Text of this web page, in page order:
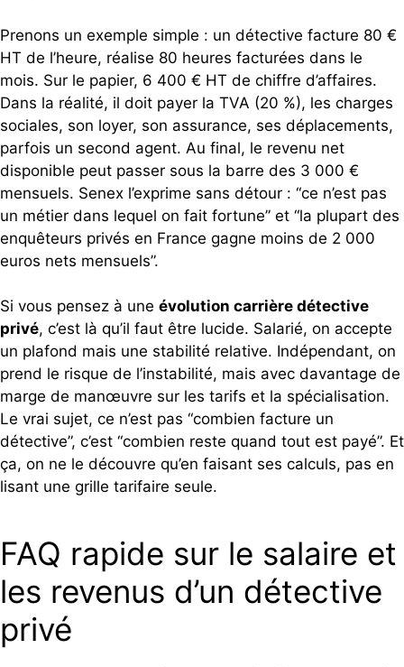
Prenons un exemple simple : un détective facture 80 €
HT de l’heure, réalise 80 heures facturées dans le
mois. Sur le papier, 6 400 € HT de chiffre d’affaires.
Dans la réalité, il doit payer la TVA (20 %), les charges
sociales, son loyer, son assurance, ses déplacements,
parfois un second agent. Au final, le revenu net
disponible peut passer sous la barre des 3 000 €
mensuels. Senex l’exprime sans détour : “ce n’est pas
un métier dans lequel on fait fortune” et “la plupart des
enquêteurs privés en France gagne moins de 2 000
euros nets mensuels”.
Si vous pensez à une évolution carrière détective
privé, c’est là qu’il faut être lucide. Salarié, on accepte
un plafond mais une stabilité relative. Indépendant, on
prend le risque de l’instabilité, mais avec davantage de
marge de manœuvre sur les tarifs et la spécialisation.
Le vrai sujet, ce n’est pas “combien facture un
détective”, c’est “combien reste quand tout est payé”. Et
ça, on ne le découvre qu’en faisant ses calculs, pas en
lisant une grille tarifaire seule.
FAQ rapide sur le salaire et
les revenus d’un détective
privé